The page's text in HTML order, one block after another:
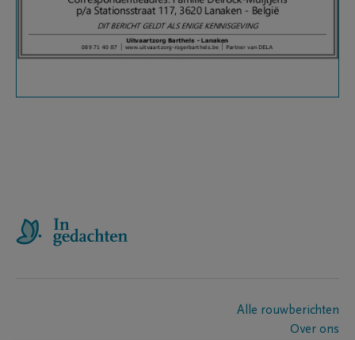
Alle rouwberichten
Over ons